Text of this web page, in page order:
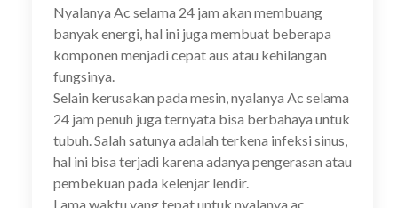
Nyalanya Ac selama 24 jam akan membuang
banyak energi, hal ini juga membuat beberapa
komponen menjadi cepat aus atau kehilangan
fungsinya.
Selain kerusakan pada mesin, nyalanya Ac selama
24 jam penuh juga ternyata bisa berbahaya untuk
tubuh. Salah satunya adalah terkena infeksi sinus,
hal ini bisa terjadi karena adanya pengerasan atau
pembekuan pada kelenjar lendir.
Lama waktu yang tepat untuk nyalanya ac,